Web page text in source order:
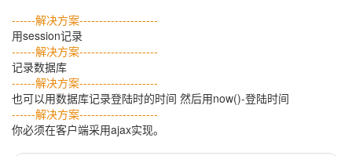
------解决方案--------------------
用session记录
------解决方案--------------------
记录数据库
------解决方案--------------------
也可以用数据库记录登陆时的时间 然后用now()-登陆时间
------解决方案--------------------
你必须在客户端采用ajax实现。